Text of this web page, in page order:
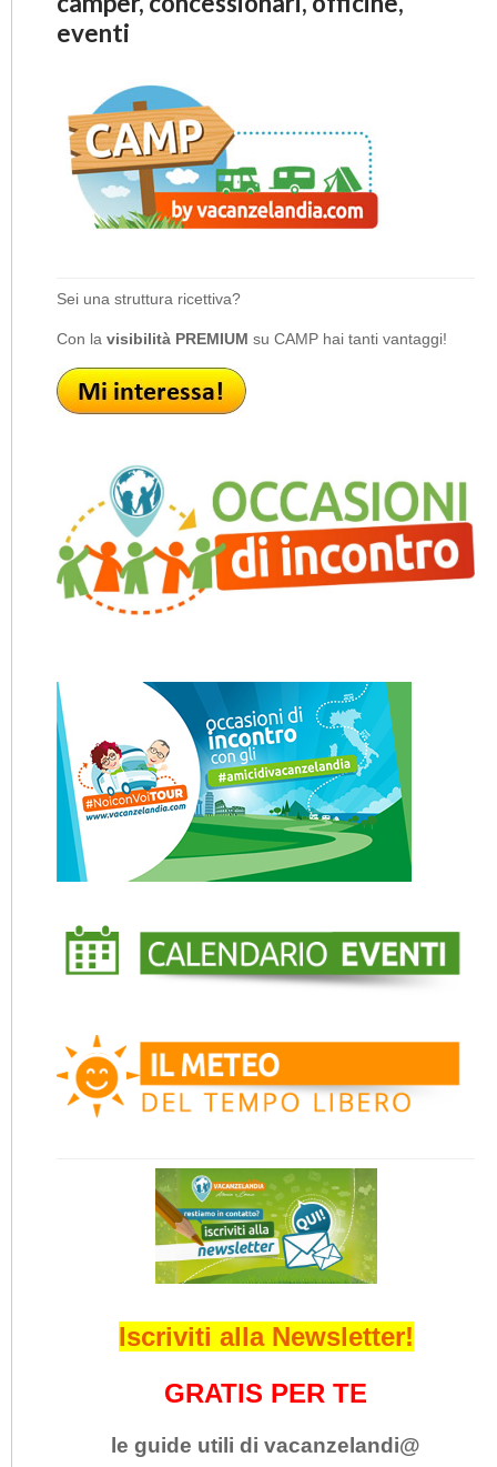
eventi
Sei una struttura ricettiva?
Con la visibilità PREMIUM su CAMP hai tanti vantaggi!
Iscriviti alla Newsletter!
GRATIS PER TE
le guide utili di vacanzelandi@